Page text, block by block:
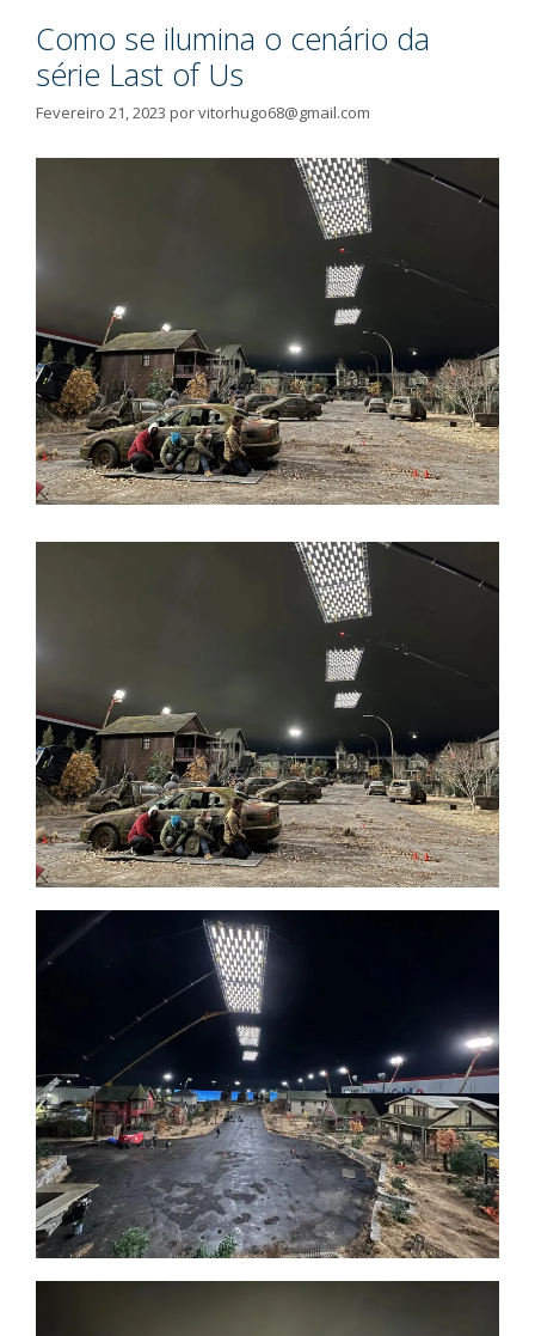
Como se ilumina o cenário da
série Last of Us
Fevereiro 21, 2023 porvitorhugo68@gmail.com